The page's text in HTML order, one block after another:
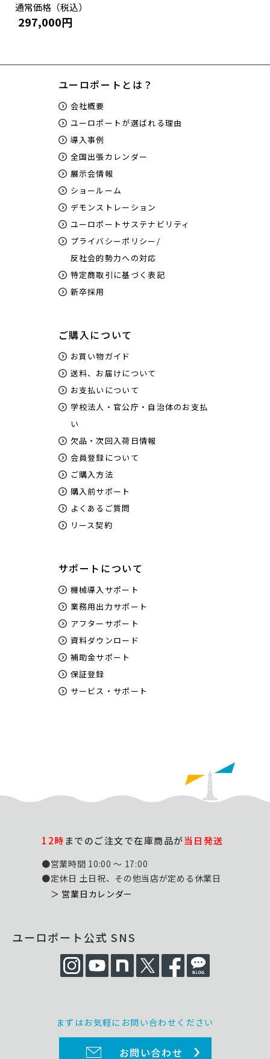
通常価格（税込）
297,000円
ユーロポートとは？
会社概要
ユーロポートが選ばれる理由
導入事例
全国出張カレンダー
展示会情報
ショールーム
デモンストレーション
ユーロポートサステナビリティ
プライバシーポリシー/
反社会的勢力への対応
特定商取引に基づく表記
新卒採用
ご購入について
お買い物ガイド
送料、お届けについて
お支払いについて
学校法人・官公庁・自治体のお支払
い
欠品・次回入荷日情報
会員登録について
ご購入方法
購入前サポート
よくあるご質問
リース契約
サポートについて
機械導入サポート
業務用出力サポート
アフターサポート
資料ダウンロード
補助金サポート
保証登録
サービス・サポート
12時までのご注文で在庫商品が当日発送
●営業時間 10:00 ～ 17:00
●定休日 土日祝、その他当店が定める休業日
＞ 営業日カレンダー
ユーロポート公式 SNS
まずはお気軽にお問い合わせください
お問い合わせ